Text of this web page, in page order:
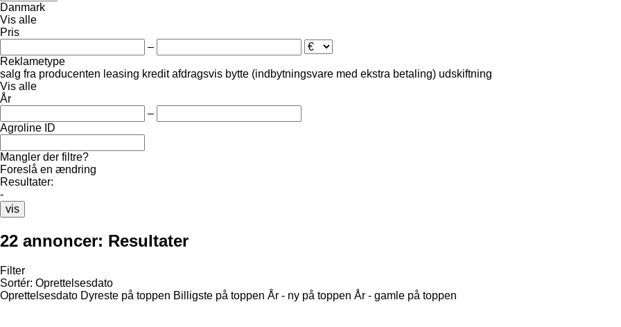
Danmark
Vis alle
Pris
–
Reklametype
salg fra producenten leasing kredit afdragsvis bytte (indbytningsvare med ekstra betaling) udskiftning
Vis alle
År
–
Agroline ID
Mangler der filtre?
Foreslå en ændring
Resultater:
-
vis
22 annoncer: Resultater
Filter
Sortér: Oprettelsesdato
Oprettelsesdato Dyreste på toppen Billigste på toppen År - ny på toppen År - gamle på toppen